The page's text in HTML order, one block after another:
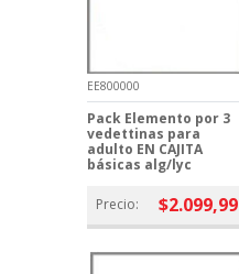
EE800000
Pack Elemento por 3
vedettinas para
adulto EN CAJITA
básicas alg/lyc
Precio: $2.099,99